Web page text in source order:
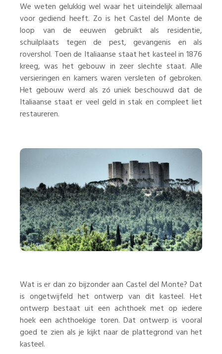
We weten gelukkig wel waar het uiteindelijk allemaal
voor gediend heeft. Zo is het Castel del Monte de
loop van de eeuwen gebruikt als residentie,
schuilplaats tegen de pest, gevangenis en als
rovershol. Toen de Italiaanse staat het kasteel in 1876
kreeg, was het gebouw in zeer slechte staat. Alle
versieringen en kamers waren versleten of gebroken.
Het gebouw werd als zó uniek beschouwd dat de
Italiaanse staat er veel geld in stak en compleet liet
restaureren.
Wat is er dan zo bijzonder aan Castel del Monte? Dat
is ongetwijfeld het ontwerp van dit kasteel. Het
ontwerp bestaat uit een achthoek met op iedere
hoek een achthoekige toren. Dat ontwerp is vooral
goed te zien als je kijkt naar de plattegrond van het
kasteel.